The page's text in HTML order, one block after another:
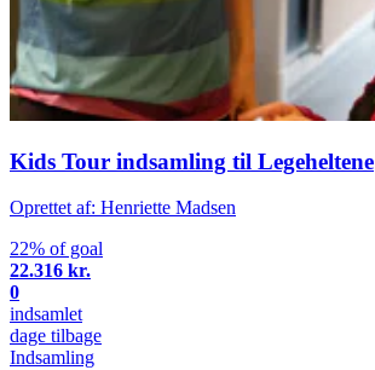
Kids Tour indsamling til Legeheltene
Oprettet af: Henriette Madsen
22% of goal
22.316 kr.
0
indsamlet
dage tilbage
Indsamling